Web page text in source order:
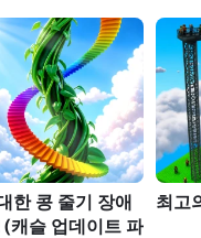
한 콩 줄기 장애
(캐슬 업데이트 파
최고